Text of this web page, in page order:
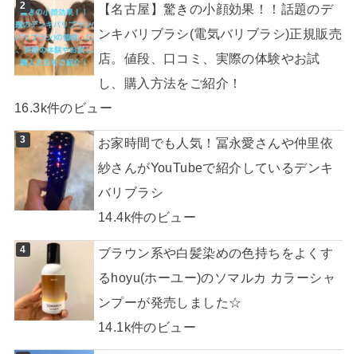
【名古屋】驚きの小顔効果！！話題のデ
ンキバリブラシ(電気バリブラシ)正規販売
店。値段、口コミ、実際の体験やお試
し、購入方法をご紹介！
16.3k件のビュー
お家時間でも人気！冨永愛さんや仲里依
紗さんがYouTubeで紹介しているデンキ
バリブラシ
14.4k件のビュー
ブラウン系や白髪染めの色持ちをよくす
るhoyu(ホーユー)のソマルカ カラーシャ
ンプーが発売しました☆
14.1k件のビュー